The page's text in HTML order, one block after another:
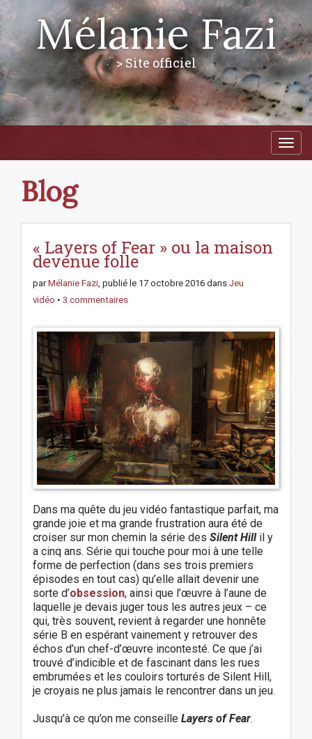
Mélanie Fazi
> Site officiel
M
i
i
Blog
« Layers of Fear » ou la maison
devenue folle
parMélanie Fazi, publié le 17 octobre 2016 dans Jeu
vidéo • 3 commentaires
Dans ma quête du jeu vidéo fantastique parfait, ma
grande joie et ma grande frustration aura été de
croiser sur mon chemin la série des Silent Hillil y
a cinq ans. Série qui touche pour moi à une telle
forme de perfection (dans ses trois premiers
épisodes en tout cas) qu’elle allait devenir une
sorte d’obsession, ainsi que l’œuvre à l’aune de
laquelle je devais juger tous les autres jeux – ce
qui, très souvent, revient à regarder une honnête
série B en espérant vainement y retrouver des
échos d’un chef-d’œuvre incontesté. Ce que j’ai
trouvé d’indicible et de fascinant dans les rues
embrumées et les couloirs torturés de Silent Hill,
je croyais ne plus jamais le rencontrer dans un jeu.
Jusqu’à ce qu’on me conseille Layers of Fear.